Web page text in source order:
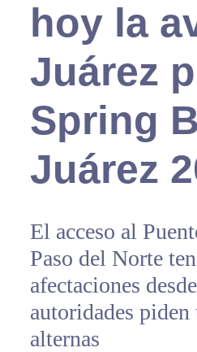
hoy la
Juárez
Spring
Juárez
El acceso al
Paso del Norte
afectaciones
autoridades piden
alternas